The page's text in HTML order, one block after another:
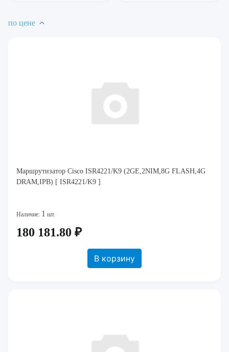
по цене
Маршрутизатор Cisco ISR4221/K9 (2GE,2NIM,8G FLASH,4G
DRAM,IPB) [ ISR4221/K9 ]
Наличие: 1 шт.
180 181.80 ₽
В корзину